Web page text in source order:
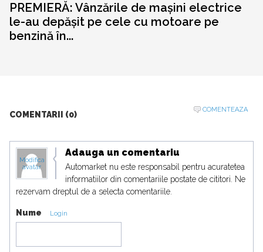
PREMIERĂ: Vânzările de mașini electrice
le-au depășit pe cele cu motoare pe
benzină în...
COMENTARII (0)
COMENTEAZA
Modifica
avatar
Adauga un comentariu
Automarket nu este responsabil pentru acuratetea
informatiilor din comentariile postate de cititori. Ne
rezervam dreptul de a selecta comentariile.
Nume Login